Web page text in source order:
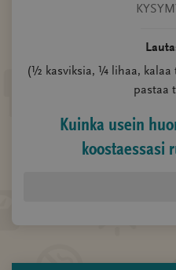
(½ kasviksia, ¼ lihaa, kalaa
pastaa
Kuinka usein
koostaessasi